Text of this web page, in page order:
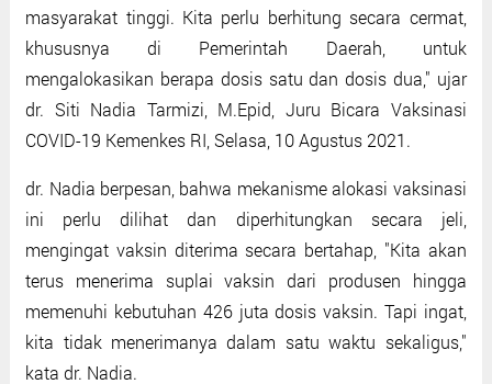
masyarakat tinggi. Kita perlu berhitung secara cermat,
khususnya di Pemerintah Daerah, untuk
mengalokasikan berapa dosis satu dan dosis dua," ujar
dr. Siti Nadia Tarmizi, M.Epid, Juru Bicara Vaksinasi
COVID-19 Kemenkes RI, Selasa, 10 Agustus 2021.
dr. Nadia berpesan, bahwa mekanisme alokasi vaksinasi
ini perlu dilihat dan diperhitungkan secara jeli,
mengingat vaksin diterima secara bertahap, "Kita akan
terus menerima suplai vaksin dari produsen hingga
memenuhi kebutuhan 426 juta dosis vaksin. Tapi ingat,
kita tidak menerimanya dalam satu waktu sekaligus,"
kata dr. Nadia.